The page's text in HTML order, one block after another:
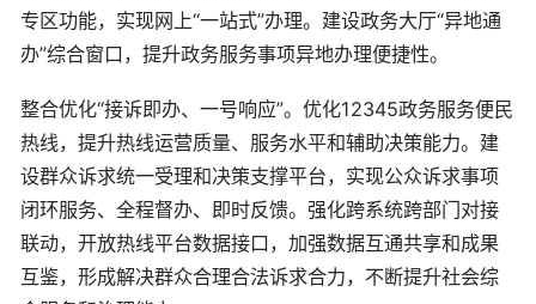
专区功能，实现网上“一站式”办理。建设政务大厅“异地通
办”综合窗口，提升政务服务事项异地办理便捷性。
整合优化“接诉即办、一号响应”。优化12345政务服务便民
热线，提升热线运营质量、服务水平和辅助决策能力。建
设群众诉求统一受理和决策支撑平台，实现公众诉求事项
闭环服务、全程督办、即时反馈。强化跨系统跨部门对接
联动，开放热线平台数据接口，加强数据互通共享和成果
互鉴，形成解决群众合理合法诉求合力，不断提升社会综